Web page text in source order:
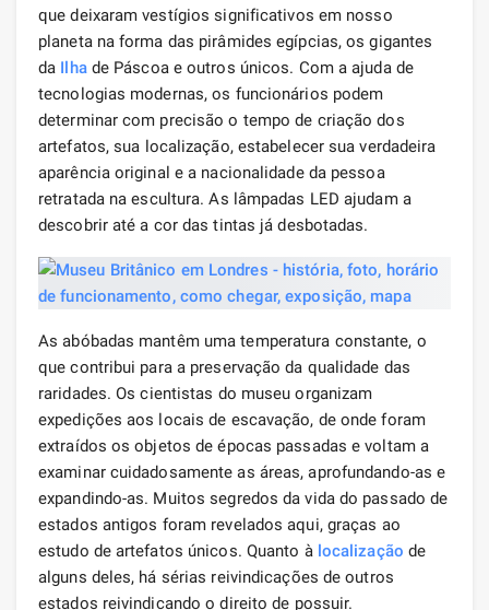
que deixaram vestígios significativos em nosso
planeta na forma das pirâmides egípcias, os gigantes
da Ilhade Páscoa e outros únicos. Com a ajuda de
tecnologias modernas, os funcionários podem
determinar com precisão o tempo de criação dos
artefatos, sua localização, estabelecer sua verdadeira
aparência original e a nacionalidade da pessoa
retratada na escultura. As lâmpadas LED ajudam a
descobrir até a cor das tintas já desbotadas.
As abóbadas mantêm uma temperatura constante, o
que contribui para a preservação da qualidade das
raridades. Os cientistas do museu organizam
expedições aos locais de escavação, de onde foram
extraídos os objetos de épocas passadas e voltam a
examinar cuidadosamente as áreas, aprofundando-as e
expandindo-as. Muitos segredos da vida do passado de
estados antigos foram revelados aqui, graças ao
estudo de artefatos únicos. Quanto à localização de
alguns deles, há sérias reivindicações de outros
estados reivindicando o direito de possuir.